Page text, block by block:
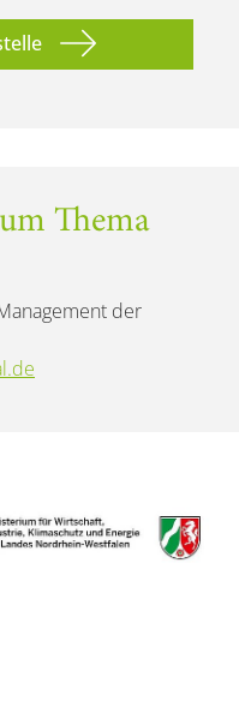
Thema
der